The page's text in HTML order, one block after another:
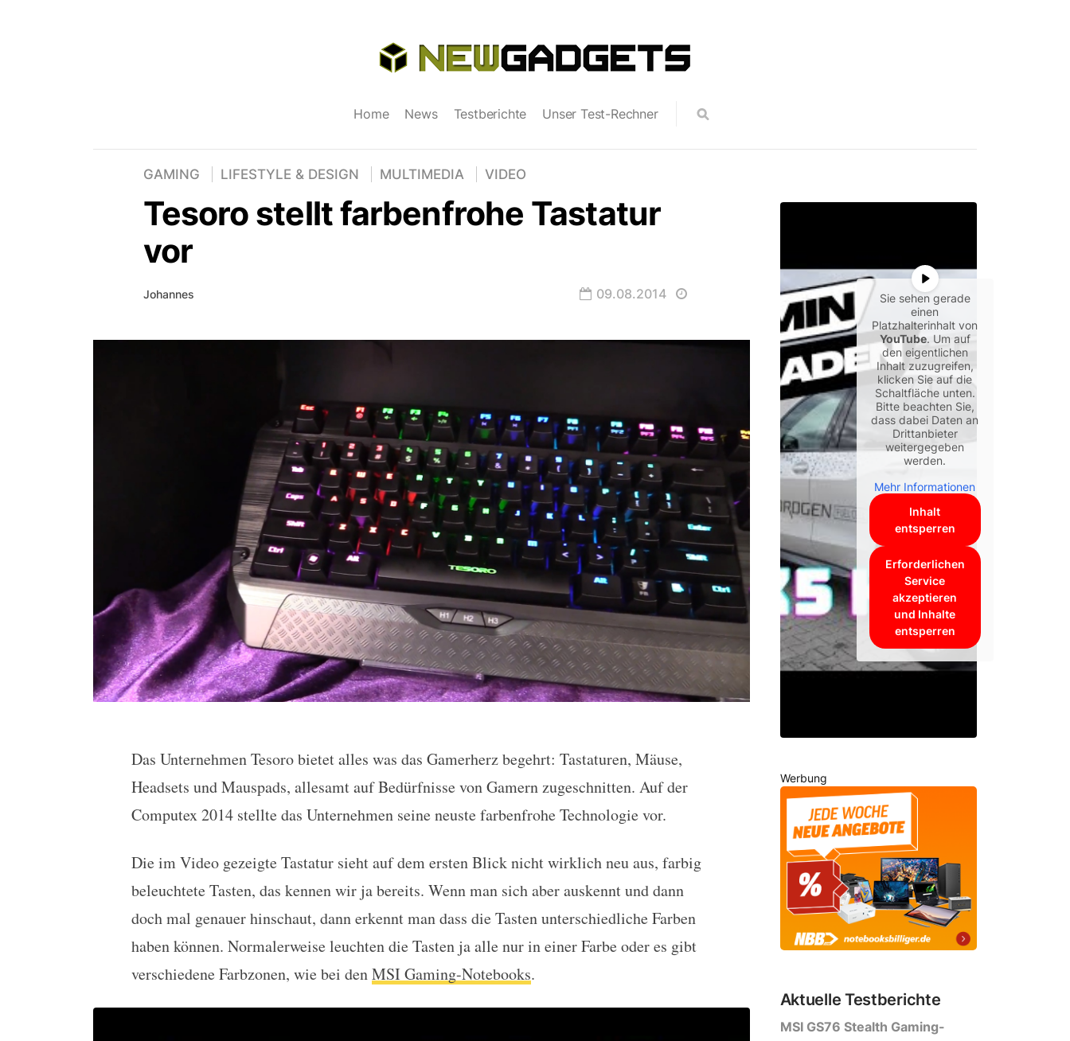
Home News Testberichte Unser Test-Rechner
GAMING LIFESTYLE & DESIGN MULTIMEDIA VIDEO
Tesoro stellt farbenfrohe Tastatur
vor
Johannes 09.08.2014
Tesoro stellt farbenfrohe Tastatur vor
Das Unternehmen Tesoro bietet alles was das Gamerherz begehrt: Tastaturen, Mäuse,
Headsets und Mauspads, allesamt auf Bedürfnisse von Gamern zugeschnitten. Auf der
Computex 2014 stellte das Unternehmen seine neuste farbenfrohe Technologie vor.
Die im Video gezeigte Tastatur sieht auf dem ersten Blick nicht wirklich neu aus, farbig
beleuchtete Tasten, das kennen wir ja bereits. Wenn man sich aber auskennt und dann
doch mal genauer hinschaut, dann erkennt man dass die Tasten unterschiedliche Farben
haben können. Normalerweise leuchten die Tasten ja alle nur in einer Farbe oder es gibt
verschiedene Farbzonen, wie bei denMSI Gaming-Notebooks.
Sie sehen gerade
einen
Platzhalterinhalt von
YouTube. Um auf
den eigentlichen
Inhalt zuzugreifen,
klicken Sie auf die
Schaltfläche unten.
Bitte beachten Sie,
dass dabei Daten an
Drittanbieter
weitergegeben
werden.
Mehr Informationen
Inhalt
entsperren
Erforderlichen
Service
akzeptieren
und Inhalte
entsperren
Werbung
Aktuelle Testberichte
MSI GS76 Stealth Gaming-